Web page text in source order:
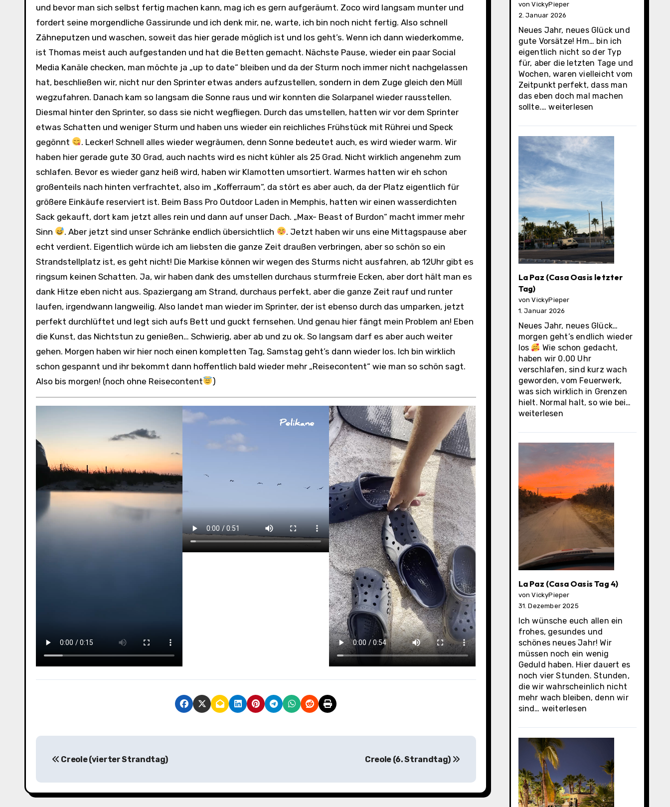
und bevor man sich selbst fertig machen kann, mag ich es gern aufgeräumt. Zoco wird langsam munter und
fordert seine morgendliche Gassirunde und ich denk mir, ne, warte, ich bin noch nicht fertig. Also schnell
Zähneputzen und waschen, soweit das hier gerade möglich ist und los geht’s. Wenn ich dann wiederkomme,
ist Thomas meist auch aufgestanden und hat die Betten gemacht. Nächste Pause, wieder ein paar Social
Media Kanäle checken, man möchte ja „up to date“ bleiben und da der Sturm noch immer nicht nachgelassen
hat, beschließen wir, nicht nur den Sprinter etwas anders aufzustellen, sondern in dem Zuge gleich den Müll
wegzufahren. Danach kam so langsam die Sonne raus und wir konnten die Solarpanel wieder rausstellen.
Diesmal hinter den Sprinter, so dass sie nicht wegfliegen. Durch das umstellen, hatten wir vor dem Sprinter
etwas Schatten und weniger Sturm und haben uns wieder ein reichliches Frühstück mit Rührei und Speck
gegönnt
. Lecker! Schnell alles wieder wegräumen, denn Sonne bedeutet auch, es wird wieder warm. Wir
haben hier gerade gute 30 Grad, auch nachts wird es nicht kühler als 25 Grad. Nicht wirklich angenehm zum
schlafen. Bevor es wieder ganz heiß wird, haben wir Klamotten umsortiert. Warmes hatten wir eh schon
großenteils nach hinten verfrachtet, also im „Kofferraum“, da stört es aber auch, da der Platz eigentlich für
größere Einkäufe reserviert ist. Beim Bass Pro Outdoor Laden in Memphis, hatten wir einen wasserdichten
Sack gekauft, dort kam jetzt alles rein und dann auf unser Dach. „Max- Beast of Burdon“ macht immer mehr
Sinn
. Aber jetzt sind unser Schränke endlich übersichtlich
. Jetzt haben wir uns eine Mittagspause aber
echt verdient. Eigentlich würde ich am liebsten die ganze Zeit draußen verbringen, aber so schön so ein
Strandstellplatz ist, es geht nicht! Die Markise können wir wegen des Sturms nicht ausfahren, ab 12Uhr gibt es
ringsum keinen Schatten. Ja, wir haben dank des umstellen durchaus sturmfreie Ecken, aber dort hält man es
dank Hitze eben nicht aus. Spaziergang am Strand, durchaus perfekt, aber die ganze Zeit rauf und runter
laufen, irgendwann langweilig. Also landet man wieder im Sprinter, der ist ebenso durch das umparken, jetzt
perfekt durchlüftet und legt sich aufs Bett und guckt fernsehen. Und genau hier fängt mein Problem an! Eben
die Kunst, das Nichtstun zu genießen… Schwierig, aber ab und zu ok. So langsam darf es aber auch weiter
gehen. Morgen haben wir hier noch einen kompletten Tag, Samstag geht’s dann wieder los. Ich bin wirklich
schon gespannt und ihr bekommt dann hoffentlich bald wieder mehr „Reisecontent“ wie man so schön sagt.
Also bis morgen! (noch ohne Reisecontent
)
B
i
Creole (vierter Strandtag) Creole (6. Strandtag)
von VickyPieper
2. Januar 2026
Neues Jahr, neues Glück und
gute Vorsätze! Hm… bin ich
eigentlich nicht so der Typ
für, aber die letzten Tage und
Wochen, waren vielleicht vom
Zeitpunkt perfekt, dass man
das eben doch mal machen
sollte.…Los
Municipality
weiterlesen
La Paz (Casa Oasis letzter
Tag)
von VickyPieper
1. Januar 2026
Neues Jahr, neues Glück…
morgen geht’s endlich wieder
los
Wie schon gedacht,
haben wir 0.00 Uhr
verschlafen, sind kurz wach
geworden, vom Feuerwerk,
was sich wirklich in Grenzen
hielt. Normal halt, so wie bei…
Oasis
weiterlesen
La Paz (Casa Oasis Tag 4)
von VickyPieper
31. Dezember 2025
Ich wünsche euch allen ein
frohes, gesundes und
schönes neues Jahr! Wir
müssen noch ein wenig
Geduld haben. Hier dauert es
noch vier Stunden. Stunden,
die wir wahrscheinlich nicht
mehr wach bleiben, denn wir
sind… La
(Casa
Oasis
Tag
4)
weiterlesen